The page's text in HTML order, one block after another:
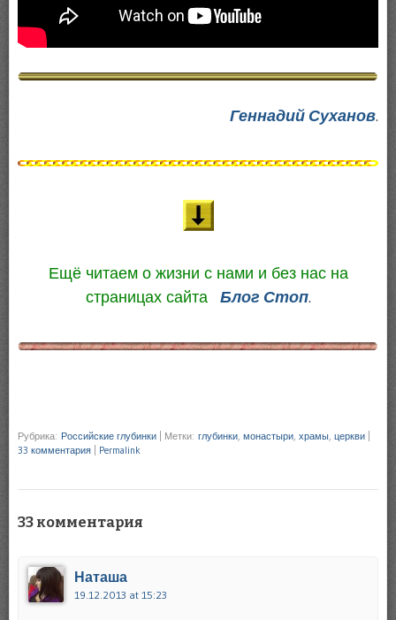
Геннадий Суханов.
Ещё читаем о жизни с нами и без нас на
страницах сайта
Блог Стоп.
Рубрика: Российские глубинки Метки: глубинки, монастыри, храмы, церкви
33 комментария
Permalink
33 комментария
Наташа
19.12.2013 at 15:23